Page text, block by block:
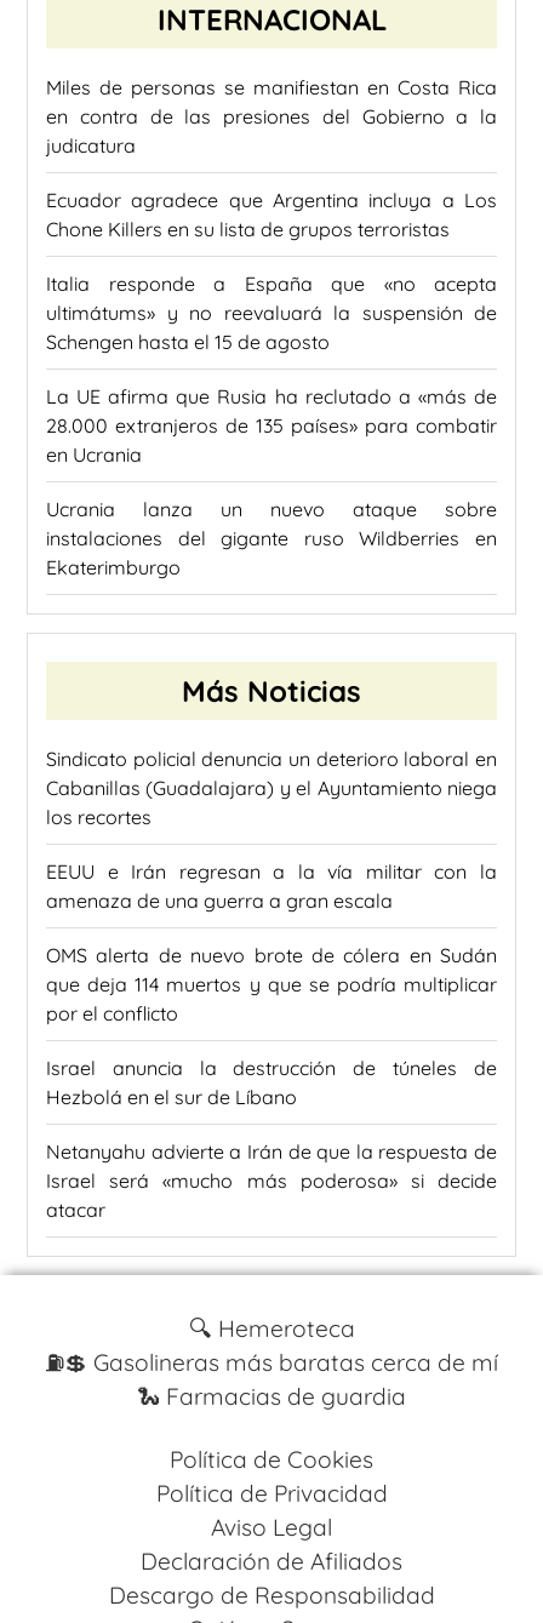
INTERNACIONAL
Miles de personas se manifiestan en Costa Rica
en contra de las presiones del Gobierno a la
judicatura
Ecuador agradece que Argentina incluya a Los
Chone Killers en su lista de grupos terroristas
Italia responde a España que «no acepta
ultimátums» y no reevaluará la suspensión de
Schengen hasta el 15 de agosto
La UE afirma que Rusia ha reclutado a «más de
28.000 extranjeros de 135 países» para combatir
en Ucrania
Ucrania lanza un nuevo ataque sobre
instalaciones del gigante ruso Wildberries en
Ekaterimburgo
Más Noticias
Sindicato policial denuncia un deterioro laboral en
Cabanillas (Guadalajara) y el Ayuntamiento niega
los recortes
EEUU e Irán regresan a la vía militar con la
amenaza de una guerra a gran escala
OMS alerta de nuevo brote de cólera en Sudán
que deja 114 muertos y que se podría multiplicar
por el conflicto
Israel anuncia la destrucción de túneles de
Hezbolá en el sur de Líbano
Netanyahu advierte a Irán de que la respuesta de
Israel será «mucho más poderosa» si decide
atacar
🔍 Hemeroteca
⛽️💲 Gasolineras más baratas cerca de mí
🐍 Farmacias de guardia
Política de Cookies
Política de Privacidad
Aviso Legal
Declaración de Afiliados
Descargo de Responsabilidad